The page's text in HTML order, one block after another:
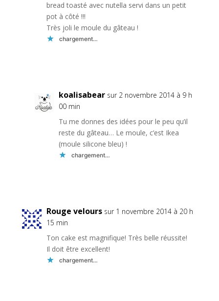
bread toasté avec nutella servi dans un petit
pot à côté !!!
Très joli le moule du gâteau !
chargement…
koalisabear sur 2 novembre 2014 à 9 h
00 min
Tu me donnes des idées pour le peu qu’il
reste du gâteau… Le moule, c’est Ikea
(moule silicone bleu) !
chargement…
Rouge velours sur 1 novembre 2014 à 20 h
15 min
Ton cake est magnifique! Très belle réussite!
Il doit être excellent!
chargement…